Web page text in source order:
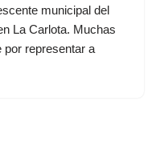
municipal del
La Carlota. Muchas
por representar a